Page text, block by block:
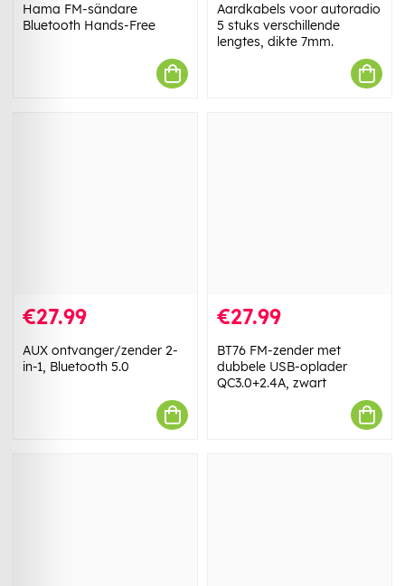
Hama FM-sändare
Bluetooth Hands-Free
Aardkabels voor autoradio
5 stuks verschillende
lengtes, dikte 7mm.
€27.99
AUX ontvanger/zender 2-
in-1, Bluetooth 5.0
€27.99
BT76 FM-zender met
dubbele USB-oplader
QC3.0+2.4A, zwart